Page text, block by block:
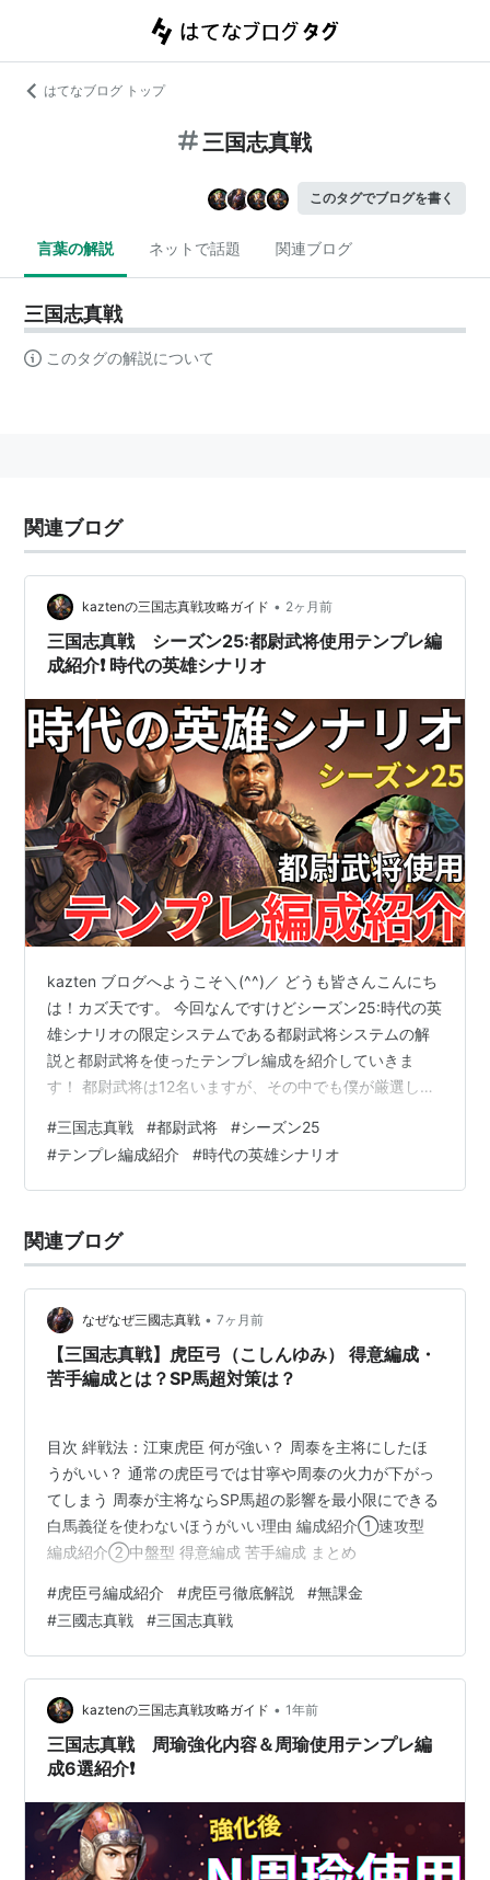
はてなブログ トップ
三国志真戦
このタグでブログを書く
言葉の解説 ネットで話題 関連ブログ
三国志真戦
このタグの解説について
関連ブログ
kaztenの三国志真戦攻略ガイド • 2ヶ月前
三国志真戦 シーズン25:都尉武将使用テンプレ編
成紹介❗️ 時代の英雄シナリオ
kazten ブログへようこそ＼(^^)／ どうも皆さんこんにち
は！カズ天です。 今回なんですけどシーズン25:時代の英
雄シナリオの限定システムである都尉武将システムの解
説と都尉武将を使ったテンプレ編成を紹介していきま
す！ 都尉武将は12名いますが、その中でも僕が厳選した
までご覧ください！ ということで早速やっていきましょ
う👍 < 目次 > １ 都尉武将システムとは？ ・ 都尉武将シ
ステム概要解説 ・ 全都尉武将解説 ・ 都尉武将システム
・ T0.5編成 ・ 無課金・微課金者おすす…
#三国志真戦 #都尉武将 #シーズン25
#テンプレ編成紹介 #時代の英雄シナリオ
関連ブログ
なぜなぜ三國志真戦 • 7ヶ月前
【三国志真戦】虎臣弓（こしんゆみ） 得意編成・
苦手編成とは？SP馬超対策は？
目次 絆戦法：江東虎臣 何が強い？ 周泰を主将にしたほ
うがいい？ 通常の虎臣弓では甘寧や周泰の火力が下がっ
てしまう 周泰が主将ならSP馬超の影響を最小限にできる
白馬義従を使わないほうがいい理由 編成紹介①速攻型
編成紹介②中盤型 得意編成 苦手編成 まとめ
#虎臣弓編成紹介 #虎臣弓徹底解説 #無課金
#三國志真戦 #三国志真戦
kaztenの三国志真戦攻略ガイド • 1年前
三国志真戦 周瑜強化内容＆周瑜使用テンプレ編
成6選紹介❗️